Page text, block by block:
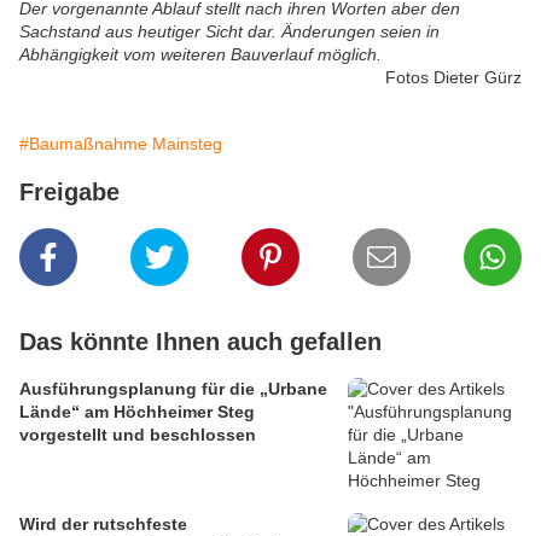
Der vorgenannte Ablauf stellt nach ihren Worten aber den
Sachstand aus heutiger Sicht dar. Änderungen seien in
Abhängigkeit vom weiteren Bauverlauf möglich.
Fotos Dieter Gürz
#Baumaßnahme Mainsteg
Freigabe
Das könnte Ihnen auch gefallen
Ausführungsplanung für die „Urbane
Lände“ am Höchheimer Steg
vorgestellt und beschlossen
Wird der rutschfeste